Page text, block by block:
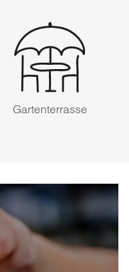
Gartenterrasse